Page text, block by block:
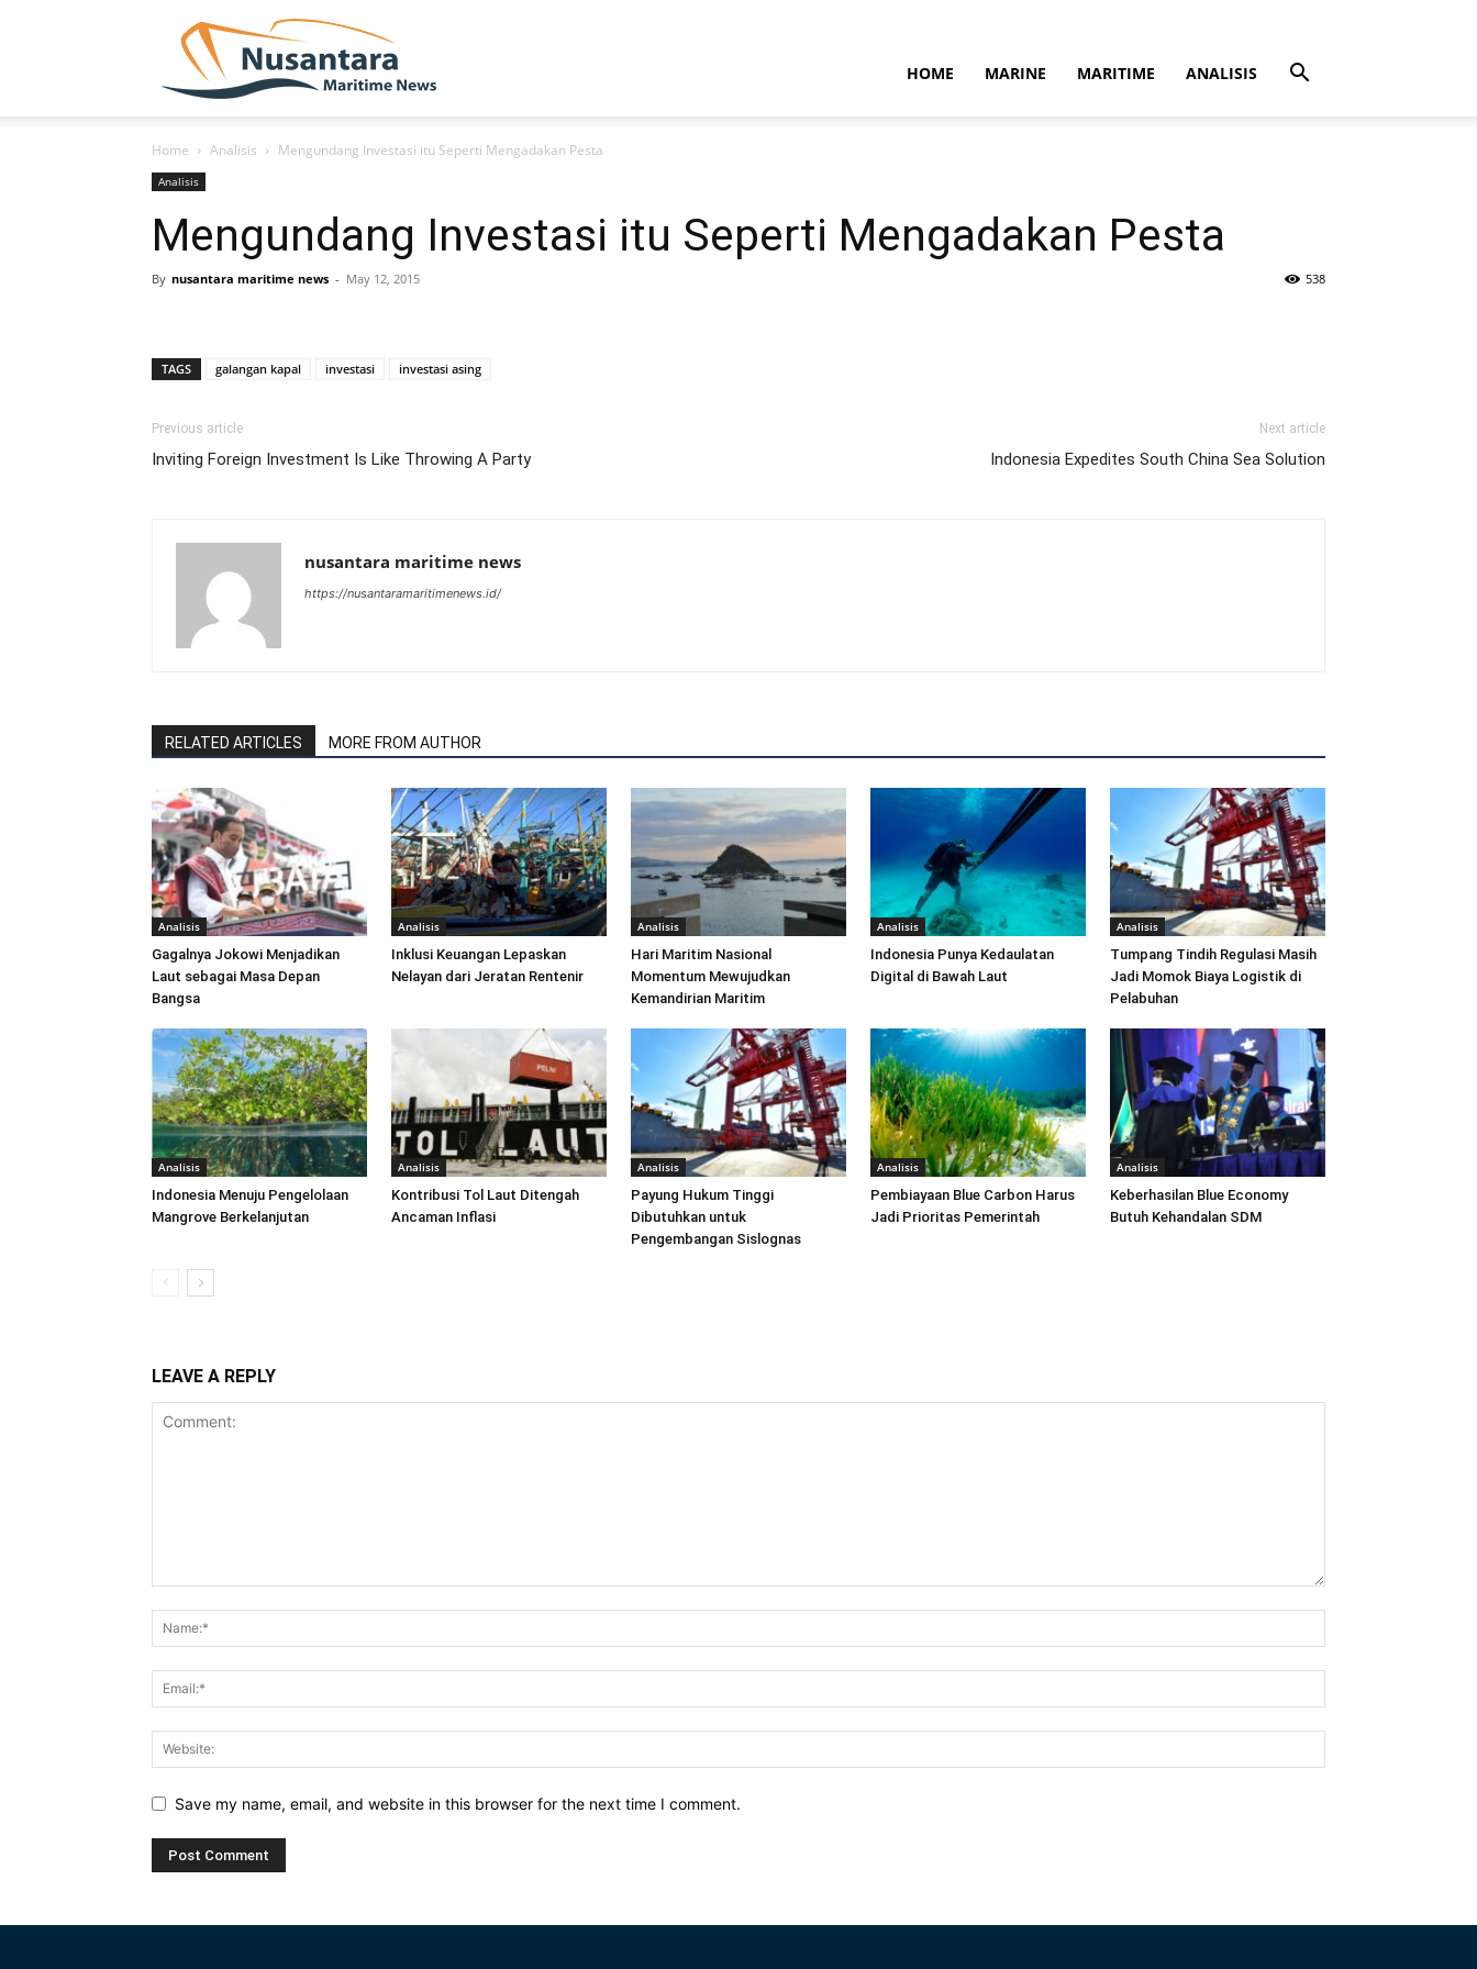
HOME MARINE MARITIME ANALISIS
Home Analisis Mengundang Investasi itu Seperti Mengadakan Pesta
Analisis
Mengundang Investasi itu Seperti Mengadakan Pesta
By nusantara maritime news - May 12, 2015 538
TAGS galangan kapal investasi investasi asing
Previous article
Inviting Foreign Investment Is Like Throwing A Party
Next article
Indonesia Expedites South China Sea Solution
nusantara maritime news
https://nusantaramaritimenews.id/
RELATED ARTICLES MORE FROM AUTHOR
Analisis
Gagalnya Jokowi Menjadikan
Laut sebagai Masa Depan
Bangsa
Analisis
Inklusi Keuangan Lepaskan
Nelayan dari Jeratan Rentenir
Analisis
Hari Maritim Nasional
Momentum Mewujudkan
Kemandirian Maritim
Analisis
Indonesia Punya Kedaulatan
Digital di Bawah Laut
Analisis
Tumpang Tindih Regulasi Masih
Jadi Momok Biaya Logistik di
Pelabuhan
Analisis
Indonesia Menuju Pengelolaan
Mangrove Berkelanjutan
Analisis
Kontribusi Tol Laut Ditengah
Ancaman Inflasi
Analisis
Payung Hukum Tinggi
Dibutuhkan untuk
Pengembangan Sislognas
Analisis
Pembiayaan Blue Carbon Harus
Jadi Prioritas Pemerintah
Analisis
Keberhasilan Blue Economy
Butuh Kehandalan SDM
LEAVE A REPLY
Save my name, email, and website in this browser for the next time I comment.